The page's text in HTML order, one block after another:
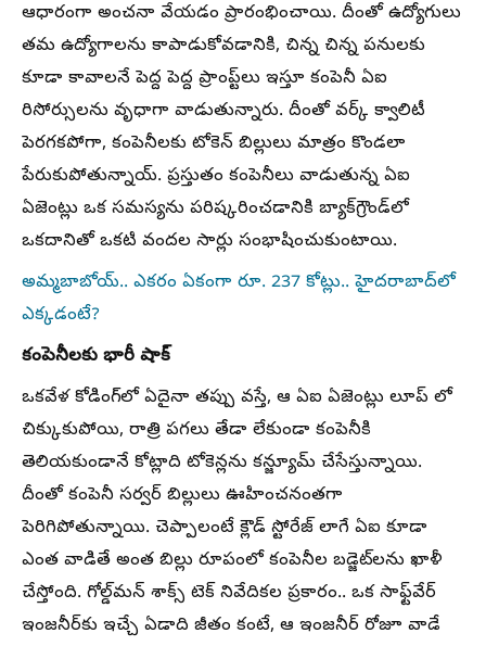
ఆధారంగా అంచనా వేయడం ప్రారంభించాయి. దీంతో ఉద్యోగులు
తమ ఉద్యోగాలను కాపాడుకోవడానికి, చిన్న చిన్న పనులకు
కూడా కావాలనే పెద్ద పెద్ద ప్రాంప్ట్‌లు ఇస్తూ కంపెనీ ఏఐ
రిసోర్సులను వృధాగా వాడుతున్నారు. దీంతో వర్క్ క్వాలిటీ
పెరగకపోగా, కంపెనీలకు టోకెన్ బిల్లులు మాత్రం కొండలా
పేరుకుపోతున్నాయ్. ప్రస్తుతం కంపెనీలు వాడుతున్న ఏఐ
ఏజెంట్లు ఒక సమస్యను పరిష్కరించడానికి బ్యాక్‌గ్రౌండ్‌లో
ఒకదానితో ఒకటి వందల సార్లు సంభాషించుకుంటాయి.
అమ్మబాబోయ్.. ఎకరం ఏకంగా రూ. 237 కోట్లు.. హైదరాబాద్‌లో
ఎక్కడంటే?
కంపెనీలకు భారీ షాక్
ఒకవేళ కోడింగ్‌లో ఏదైనా తప్పు వస్తే, ఆ ఏఐ ఏజెంట్లు లూప్‌ లో
చిక్కుకుపోయి, రాత్రి పగలు తేడా లేకుండా కంపెనీకి
తెలియకుండానే కోట్లాది టోకెన్లను కన్జ్యూమ్ చేసేస్తున్నాయి.
దీంతో కంపెనీ సర్వర్ బిల్లులు ఊహించనంతగా
పెరిగిపోతున్నాయి. చెప్పాలంటే క్లౌడ్ స్టోరేజ్ లాగే ఏఐ కూడా
ఎంత వాడితే అంత బిల్లు రూపంలో కంపెనీల బడ్జెట్‌లను ఖాళీ
చేస్తోంది. గోల్డ్‌మన్ శాక్స్ టెక్ నివేదికల ప్రకారం.. ఒక సాఫ్ట్‌వేర్
ఇంజనీర్‌కు ఇచ్చే ఏడాది జీతం కంటే, ఆ ఇంజనీర్ రోజూ వాడే